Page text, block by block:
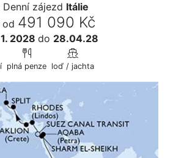
Denní zájezd Itálie
od 491 090 Kč
2028 do 28.04.28
plná penze loď / jachta